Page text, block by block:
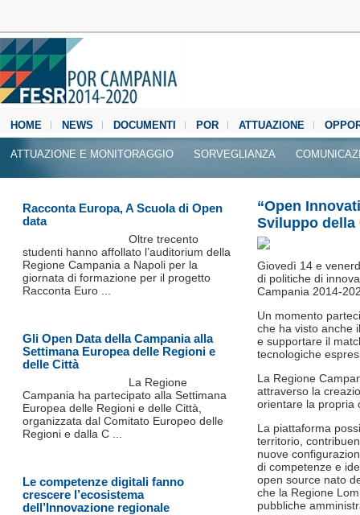
HOME NEWS DOCUMENTI POR ATTUAZIONE
MEDIA CENTER
ATTUAZIONE E MONITORAGGIO SORVEGLIANZA
“Open
Sviluppo della
Giovedì 14 e
di politiche di
Campania 2014-
Un momento
che ha visto anche
e supportare il
tecnologiche
La Regione
attraverso la
orientare la propria
La piattaforma
territorio,
nuove
di competenze e
open source nato
che la Regione
pubbliche
Racconta Europa, A Scuola di Open
data
Oltre trecento
studenti hanno affollato l’auditorium della
Regione Campania a Napoli per la
giornata di formazione per il progetto
Racconta Euro ...
Gli Open Data della Campania alla
Settimana Europea delle Regioni e
delle Città
La Regione
Campania ha partecipato alla Settimana
Europea delle Regioni e delle Città,
organizzata dal Comitato Europeo delle
Regioni e dalla C ...
Le competenze digitali fanno
crescere l’ecosistema
dell’Innovazione regionale